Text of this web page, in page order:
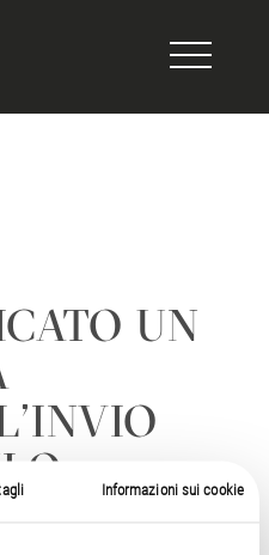
Informazioni sui cookie
UN